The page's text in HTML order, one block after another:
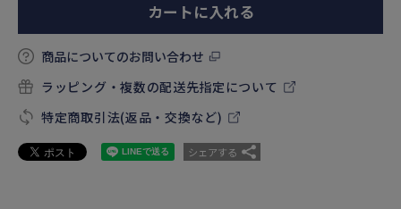
カートに入れる
商品についてのお問い合わせ
ラッピング・複数の配送先指定について
特定商取引法(返品・交換など)
シェアする